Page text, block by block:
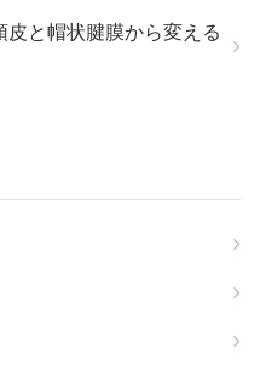
と帽状腱膜から変える